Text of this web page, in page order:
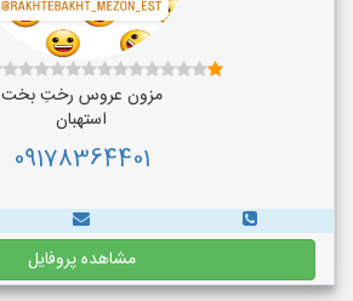
مزون عروس رختِ بخت
استهبان
09178364401
مشاهده پروفایل